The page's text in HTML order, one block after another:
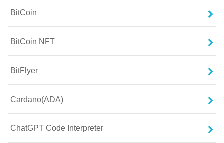
BitCoin
BitCoin NFT
BitFlyer
Cardano(ADA)
ChatGPT Code Interpreter